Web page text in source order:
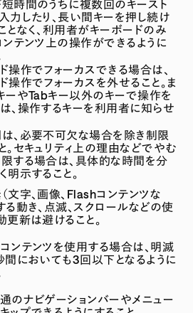
時間のうちに複数回のキースト
力したり、長い間キーを押し続け
となく、利用者がキーボードのみ
テンツ上の操作ができるように
操作でフォーカスできる場合は、
操作でフォーカスを外せること。ま
ーやTabキー以外のキーで操作を
、操作するキーを利用者に知らせ
、必要不可欠な場合を除き制限
。セキュリティ上の理由などでやむ
する場合は、具体的な時間を分
明示すること。
文字、画像、Flashコンテンツな
る動き、点滅、スクロールなどの使
更新は避けること。
ンテンツを使用する場合は、明滅
間においても3回以下となるように
のナビゲーションバーやメニュー